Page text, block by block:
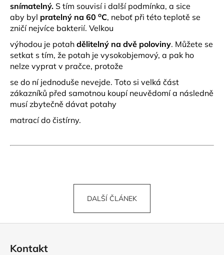
snímatelný. S tím souvisí i další podmínka, a sice
aby byl pratelný na 60 oC, neboť při této teplotě se
zničí nejvíce bakterií. Velkou
výhodou je potah dělitelný na dvě poloviny. Můžete se
setkat s tím, že potah je vysokobjemový, a pak ho
nelze vyprat v pračce, protože
se do ní jednoduše nevejde. Toto si velká část
zákazníků před samotnou koupí neuvědomí a následně
musí zbytečně dávat potahy
matrací do čistírny.
DALŠÍ ČLÁNEK
Kontakt